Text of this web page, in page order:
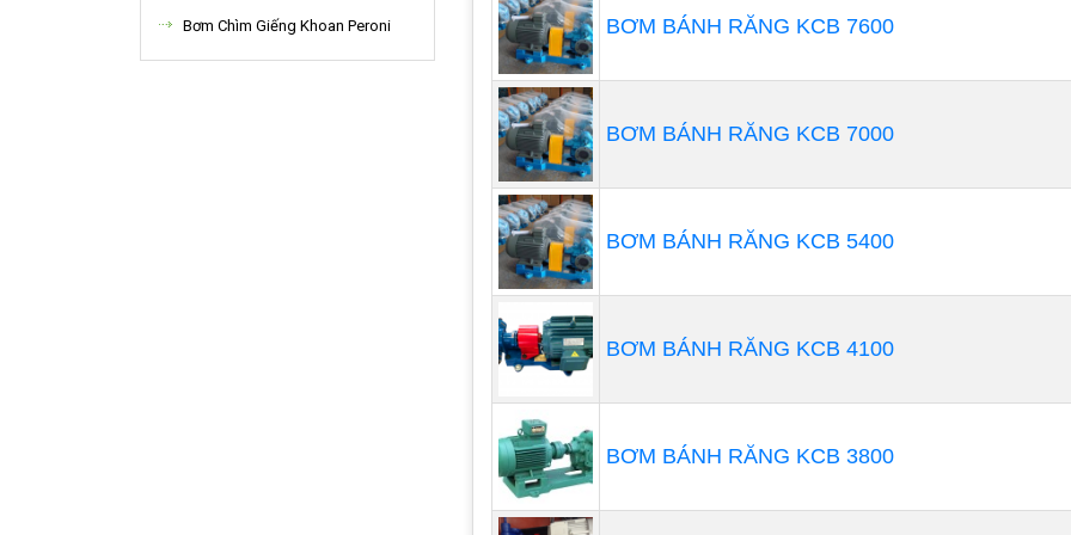
Bơm Chìm Giếng Khoan Peroni
thể ảnh hưởng đến việc kết nối bơm với các thành phần khác
dẫn.
BƠM BÁNH RĂNG KCB 7600
BƠM BÁNH RĂNG KCB 7000
BƠM BÁNH RĂNG KCB 5400
BƠM BÁNH RĂNG KCB 4100
BƠM BÁNH RĂNG KCB 3800